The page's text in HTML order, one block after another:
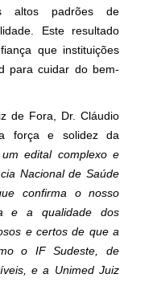
altos padrões de
Este resultado
que instituições
para cuidar do bem-
de Fora, Dr. Cláudio
força e solidez da
edital complexo e
Nacional de Saúde
confirma o nosso
e a qualidade dos
e certos de que a
o IF Sudeste, de
e a Unimed Juiz